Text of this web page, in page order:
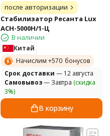
после авторизации
Стабилизатор Ресанта Lux
АСН-5000Н/1-Ц
В наличии
Китай
Начислим +570 бонусов
Cрок доставки — 12 августа
Самовывоз— Завтра (скидка
3%)
В корзину